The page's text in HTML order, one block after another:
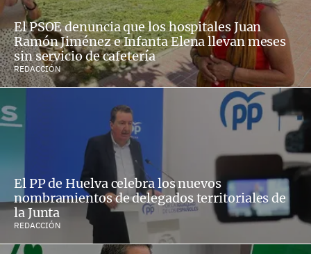
El PSOE denuncia que los hospitales Juan
Ramón Jiménez e Infanta Elena llevan meses
sin servicio de cafetería
REDACCIÓN
El PP de Huelva celebra los nuevos
nombramientos de delegados territoriales de
la Junta
REDACCIÓN